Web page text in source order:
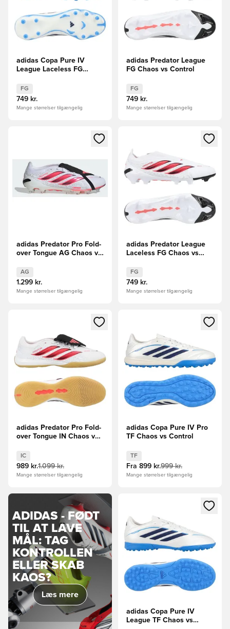
adidas Copa Pure IV
League Laceless FG
FG
749 kr.
Mange størrelser tilgængelig
adidas Predator League
FG Chaos vs Control
FG
749 kr.
Mange størrelser tilgængelig
Åbner en Modal til at logge ind eller tilmelde dig som
adidas Predator Pro Fold-
over Tongue AG Chaos vs
AG
1.299 kr.
Mange størrelser tilgængelig
Åbner en Modal til at logge
adidas Predator League
Laceless FG Chaos vs
FG
749 kr.
Mange størrelser tilgængelig
Åbner en Modal til at logge ind eller tilmelde dig som
adidas Predator Pro Fold-
over Tongue IN Chaos vs
IC
989 kr.1.099 kr.
Mange størrelser tilgængelig
Åbner en Modal til at logge
adidas Copa Pure IV Pro
TF Chaos vs Control
TF
Fra 899 kr.999 kr.
Mange størrelser tilgængelig
ADIDAS - FØDT
TIL AT LAVE
MÅL: TAG
KONTROLLEN
ELLER SKAB
KAOS?
Læs mere
Åbner en Modal til at logge
adidas Copa Pure IV
League TF Chaos vs